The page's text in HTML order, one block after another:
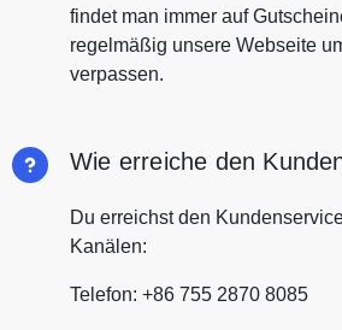
findet man immer auf
regelmäßig unsere Webseite
verpassen.
Wie erreiche den
Du erreichst den
Kanälen:
Telefon: +86 755 2870 8085